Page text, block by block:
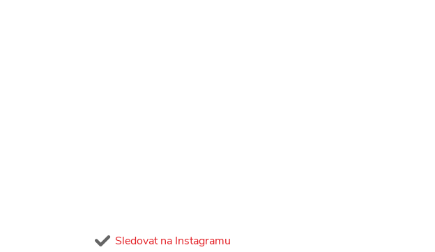
Sledovat na Instagramu